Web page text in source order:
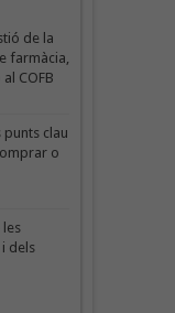
de la
farmàcia,
COFB
punts clau
o
dels